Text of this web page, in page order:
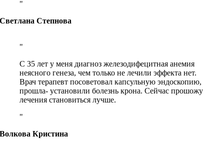
Светлана Степнова
С 35 лет у меня диагноз железодифецитная анемия
неясного генеза, чем только не лечили эффекта нет.
Врач терапевт посоветовал капсульную эндоскопию,
прошла- установили болезнь крона. Сейчас прошожу
лечения становиться лучше.
Волкова Кристина